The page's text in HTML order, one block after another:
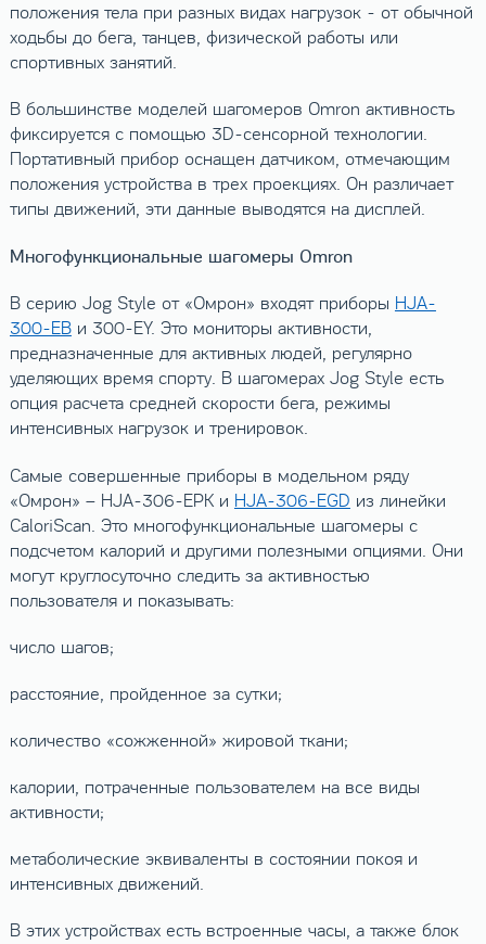
положения тела при разных видах нагрузок - от обычной
ходьбы до бега, танцев, физической работы или
спортивных занятий.
В большинстве моделей шагомеров Omron активность
фиксируется с помощью 3D-сенсорной технологии.
Портативный прибор оснащен датчиком, отмечающим
положения устройства в трех проекциях. Он различает
типы движений, эти данные выводятся на дисплей.
Многофункциональные шагомеры Omron
В серию Jog Style от «Омрон» входят приборы HJA-
300-EBи 300-EY. Это мониторы активности,
предназначенные для активных людей, регулярно
уделяющих время спорту. В шагомерах Jog Style есть
опция расчета средней скорости бега, режимы
интенсивных нагрузок и тренировок.
Самые совершенные приборы в модельном ряду
«Омрон» – HJA-306-EPK и HJA-306-EGD из линейки
CaloriScan. Это многофункциональные шагомеры с
подсчетом калорий и другими полезными опциями. Они
могут круглосуточно следить за активностью
пользователя и показывать:
число шагов;
расстояние, пройденное за сутки;
количество «сожженной» жировой ткани;
калории, потраченные пользователем на все виды
активности;
метаболические эквиваленты в состоянии покоя и
интенсивных движений.
В этих устройствах есть встроенные часы, а также блок